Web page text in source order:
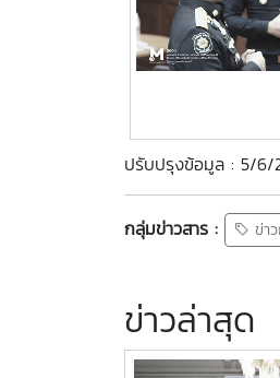
ปรับปรุงข้อมูล : 5/6/
กลุ่มข่าวสาร : ข่า
ข่าวล่าสุด